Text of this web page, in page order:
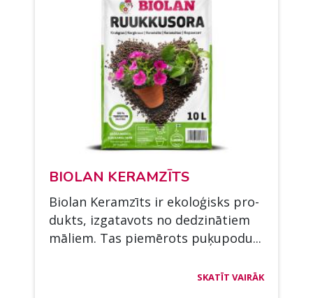
BIO­LAN KE­RAMZĪTS
Bio­lan Ke­ramzīts ir eko­loģisks pro­
dukts, iz­ga­ta­vots no dedzinā­tiem
mā­liem. Tas piemē­rots puķu­po­du...
SKATĪT VAIRĀK